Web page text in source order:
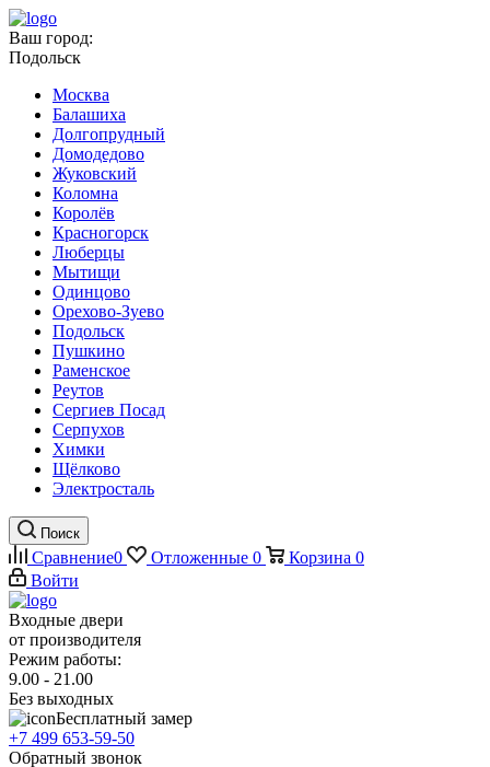
Ваш город:
Подольск
Москва
Балашиха
Долгопрудный
Домодедово
Жуковский
Коломна
Королёв
Красногорск
Люберцы
Мытищи
Одинцово
Орехово-Зуево
Подольск
Пушкино
Раменское
Реутов
Сергиев Посад
Серпухов
Химки
Щёлково
Электросталь
Поиск
Сравнение0 Отложенные 0 Корзина 0
Войти
Входные двери
от производителя
Режим работы:
9.00 - 21.00
Без выходных
Бесплатный замер
+7 499 653-59-50
Обратный звонок